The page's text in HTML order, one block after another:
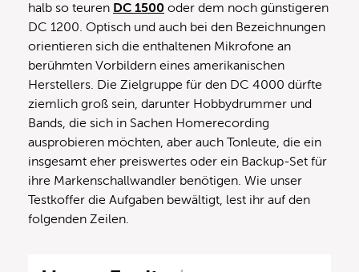
halb so teuren DC 1500 oder dem noch günstigeren
DC 1200. Optisch und auch bei den Bezeichnungen
orientieren sich die enthaltenen Mikrofone an
berühmten Vorbildern eines amerikanischen
Herstellers. Die Zielgruppe für den DC 4000 dürfte
ziemlich groß sein, darunter Hobbydrummer und
Bands, die sich in Sachen Homerecording
ausprobieren möchten, aber auch Tonleute, die ein
insgesamt eher preiswertes oder ein Backup-Set für
ihre Markenschallwandler benötigen. Wie unser
Testkoffer die Aufgaben bewältigt, lest ihr auf den
folgenden Zeilen.